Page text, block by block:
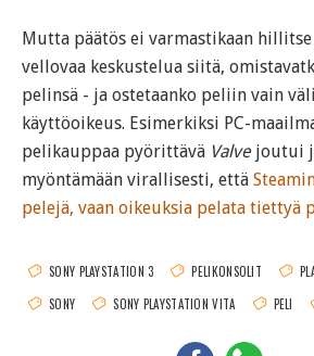
Mutta päätös ei varmastikaan
vellovaa keskustelua siitä,
pelinsä - ja ostetaanko peliin vain
käyttöoikeus. Esimerkiksi PC-
pelikauppaa pyörittävä Valvejoutui
myöntämään virallisesti, että
pelejä, vaan oikeuksia pelata tiettyä
SONY PLAYSTATION 3 PELIKONSOLIT
SONY
SONY PLAYSTATION VITA PELI